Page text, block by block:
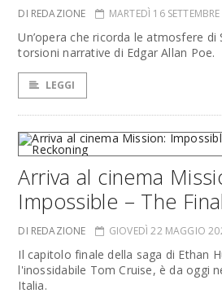
DI REDAZIONE MARTEDÌ 16
Un’opera che ricorda le atmosfere di
torsioni narrative di Edgar Allan Poe.
LEGGI
Arriva al cinema
Impossible – The
DI REDAZIONE GIOVEDÌ 22 MAGGIO
Il capitolo finale della saga di Ethan
l'inossidabile Tom Cruise, è da oggi
Italia.